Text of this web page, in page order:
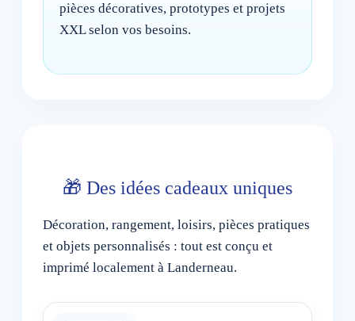
pièces décoratives, prototypes et projets
XXL selon vos besoins.
🎁 Des idées cadeaux uniques
Décoration, rangement, loisirs, pièces pratiques
et objets personnalisés : tout est conçu et
imprimé localement à Landerneau.